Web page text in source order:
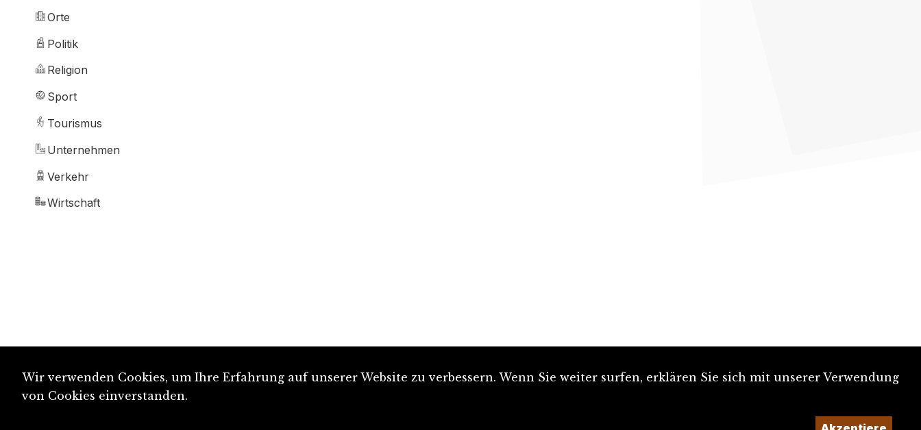
Orte
Politik
Religion
Sport
Tourismus
Unternehmen
Verkehr
Wirtschaft
Wir verwenden Cookies, um Ihre Erfahrung auf unserer Website zu verbessern. Wenn Sie weiter surfen, erklären Sie sich mit unserer Verwendung
von Cookies einverstanden.